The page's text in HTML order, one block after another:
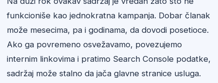
funkcioniše kao jednokratna kampanja. Dobar članak
može mesecima, pa i godinama, da dovodi posetioce.
Ako ga povremeno osvežavamo, povezujemo
internim linkovima i pratimo Search Console podatke,
sadržaj može stalno da jača glavne stranice usluga.